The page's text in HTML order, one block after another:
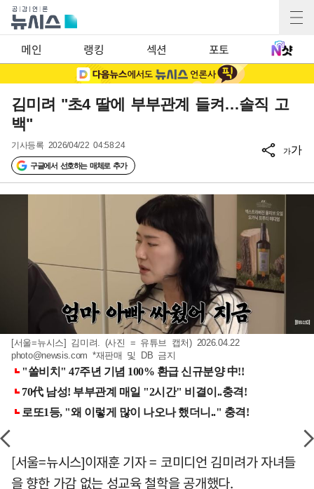
메인 랭킹 섹션 포토
김미려 "초4 딸에 부부관계 들켜…솔직 고
백"
기사등록 2026/04/22 04:58:24
구글에서 선호하는 매체로 추가
가가
[서울=뉴시스] 김미려. (사진 = 유튜브 캡처) 2026.04.22
photo@newsis.com *재판매 및 DB 금지
[서울=뉴시스]이재훈 기자 = 코미디언 김미려가 자녀들
을 향한 가감 없는 성교육 철학을 공개했다.